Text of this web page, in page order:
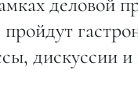
дискуссии